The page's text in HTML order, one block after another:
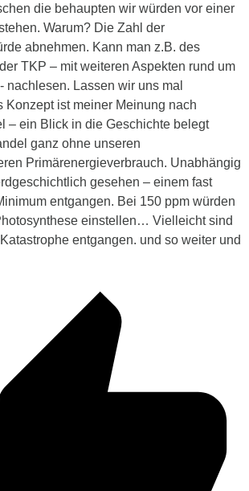
die behaupten wir würden vor einer
Warum? Die Zahl der
abnehmen. Kann man z.B. des
TKP – mit weiteren Aspekten rund um
nachlesen. Lassen wir uns mal
Konzept ist meiner Meinung nach
– ein Blick in die Geschichte belegt
ganz ohne unseren
Primärenergieverbrauch. Unabhängig
gesehen – einem fast
entgangen. Bei 150 ppm würden
einstellen… Vielleicht sind
entgangen. und so weiter und